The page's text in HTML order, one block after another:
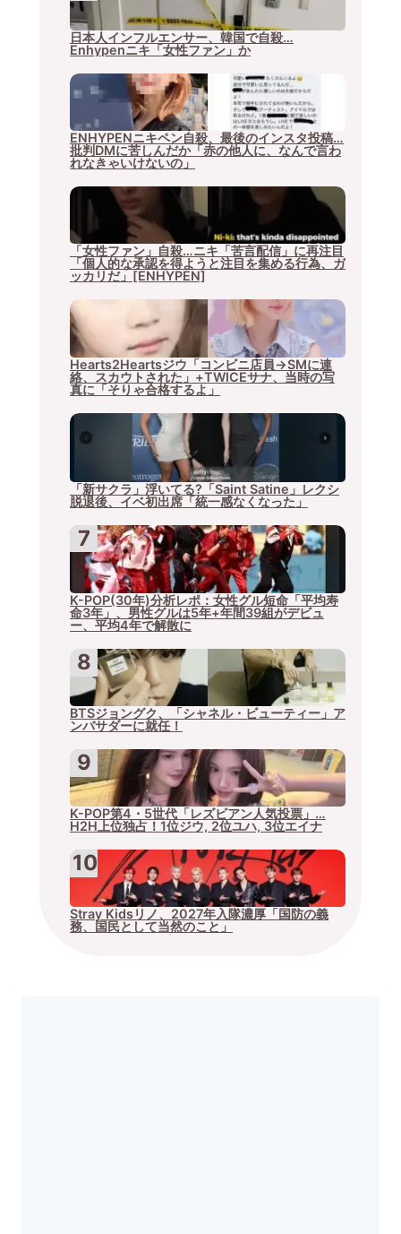
日本人インフルエンサー、韓国で自殺…
Enhypenニキ「女性ファン」か
ENHYPENニキペン自殺、最後のインスタ投稿…
批判DMに苦しんだか「赤の他人に、なんで言わ
れなきゃいけないの」
「女性ファン」自殺…ニキ「苦言配信」に再注目
「個人的な承認を得ようと注目を集める行為、ガ
ッカリだ」[ENHYPEN]
Hearts2Heartsジウ「コンビニ店員→SMに連
絡、スカウトされた」+TWICEサナ、当時の写
真に「そりゃ合格するよ」
「新サクラ」浮いてる?「Saint Satine」レクシ
脱退後、イベ初出席「統一感なくなった」
K-POP(30年)分析レポ：女性グル短命「平均寿
命3年」、男性グルは5年+年間39組がデビュ
ー、平均4年で解散に
BTSジョングク、「シャネル・ビューティー」ア
ンバサダーに就任！
K-POP第4・5世代「レズビアン人気投票」…
H2H上位独占！1位ジウ, 2位ユハ, 3位エイナ
Stray Kidsリノ、2027年入隊濃厚「国防の義
務、国民として当然のこと」